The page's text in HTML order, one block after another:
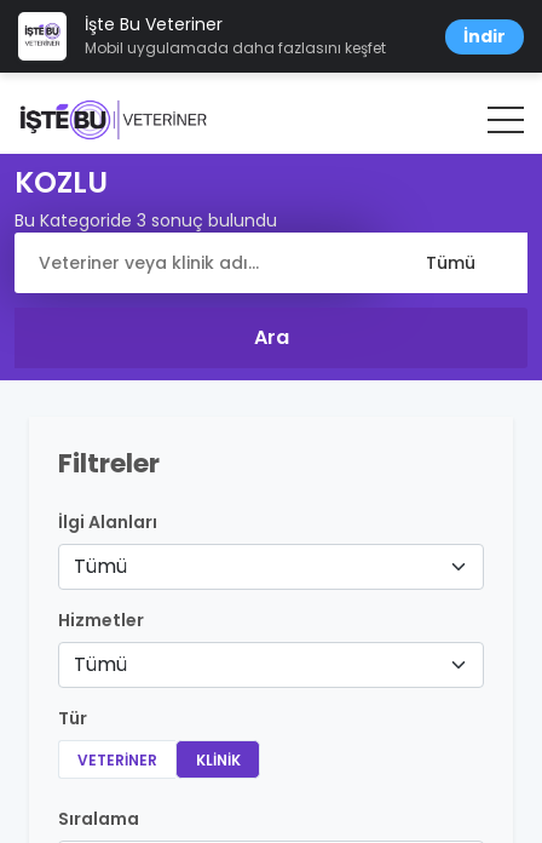
İşte Bu Veteriner
Mobil uygulamada daha fazlasını keşfet İndir
KOZLU
Bu Kategoride 3 sonuç bulundu
Filtreler
İlgi Alanları
Tümü
Hizmetler
Tümü
Tür
VETERINER KLINIK
Sıralama